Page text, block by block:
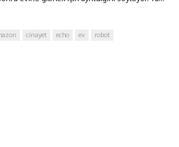
cinayet echo ev robot